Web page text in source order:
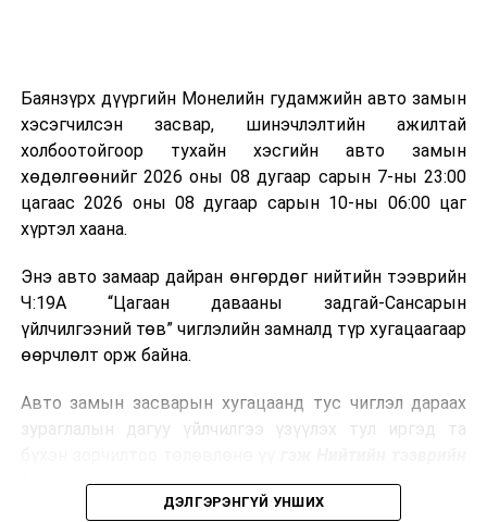
болон дулааны эрчим хүч үйлдвэрлэхэд ашиглаж
болдог. Зарим технологийн хувьд шаталтын дараа
үлдэх үнснээс фосфор зэрэг ашигт эрдсийг сэргээн
авах боломжтой аж.
Япон, Герман, Швейцар, Нидерланд, Өмнөд Солонгос
зэрэг улс лаг хатаах, шатаах технологийг ашиглаж
байна. Тухайлбал, Германд лаг шатаах үйлдвэрээс
гарсан үнснээс фосфор сэргээн авах технологи
ашигладаг бол Нидерландад төвлөрсөн лаг
боловсруулах үйлдвэрүүдээр дулаан, цахилгаан
Ийнхүү лаг хатаах, шатаах технологийг лагийн
улсад өргөн ашиглаж байна.
Баянзүрх дүүргийн Монелийн гудамжийн авто замын
хэсэгчилсэн засвар, шинэчлэлтийн ажилтай
холбоотойгоор тухайн хэсгийн авто замын
хөдөлгөөнийг 2026 оны 08 дугаар сарын 7-ны 23:00
цагаас 2026 оны 08 дугаар сарын 10-ны 06:00 цаг
хүртэл хаана.
Энэ авто замаар дайран өнгөрдөг нийтийн тээврийн
Ч:19А “Цагаан давааны задгай-Сансарын
үйлчилгээний төв” чиглэлийн замналд түр хугацаагаар
өөрчлөлт орж байна.
Авто замын засварын хугацаанд тус чиглэл дараах
зураглалын дагуу үйлчилгээ үзүүлэх тул иргэд та
бодлогын газраас мэдээллээ.
ДЭЛГЭРЭНГҮЙ УНШИХ